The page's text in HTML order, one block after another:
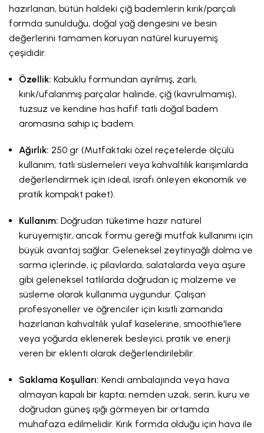
hazırlanan, bütün haldeki çiğ bademlerin kırık/parçalı
formda sunulduğu, doğal yağ dengesini ve besin
değerlerini tamamen koruyan natürel kuruyemiş
çeşididir.
Özellik: Kabuklu formundan ayrılmış, zarlı,
kırık/ufalanmış parçalar halinde, çiğ (kavrulmamış),
tuzsuz ve kendine has hafif tatlı doğal badem
aromasına sahip iç badem.
Ağırlık: 250 gr (Mutfaktaki özel reçetelerde ölçülü
kullanım, tatlı süslemeleri veya kahvaltılık karışımlarda
değerlendirmek için ideal, israfı önleyen ekonomik ve
pratik kompakt paket).
Kullanım: Doğrudan tüketime hazır natürel
kuruyemiştir, ancak formu gereği mutfak kullanımı için
büyük avantaj sağlar. Geleneksel zeytinyağlı dolma ve
sarma içlerinde, iç pilavlarda, salatalarda veya aşure
gibi geleneksel tatlılarda doğrudan iç malzeme ve
süsleme olarak kullanıma uygundur. Çalışan
profesyoneller ve öğrenciler için kısıtlı zamanda
hazırlanan kahvaltılık yulaf kaselerine, smoothie'lere
veya yoğurda eklenerek besleyici, pratik ve enerji
veren bir eklenti olarak değerlendirilebilir.
Saklama Koşulları: Kendi ambalajında veya hava
almayan kapalı bir kapta; nemden uzak, serin, kuru ve
doğrudan güneş ışığı görmeyen bir ortamda
muhafaza edilmelidir. Kırık formda olduğu için hava ile